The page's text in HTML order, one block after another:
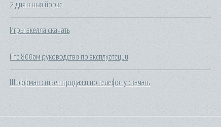
2 дня в нью йорке
Игры акелла скачать
Птс 800ам руководство по эксплуатации
Шиффман стивен продажи по телефону скачать